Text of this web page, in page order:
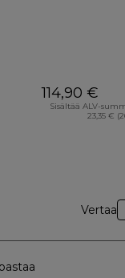
114,90 €
Sisältää ALV-
23,35 €
Vertaa